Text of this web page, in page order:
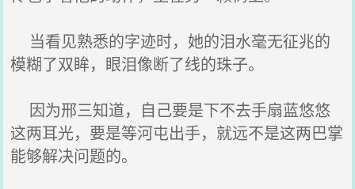
当看见熟悉的字迹时，她的泪水毫无征兆的
模糊了双眸，眼泪像断了线的珠子。
因为邢三知道，自己要是下不去手扇蓝悠悠
这两耳光，要是等河屯出手，就远不是这两巴掌
能够解决问题的。